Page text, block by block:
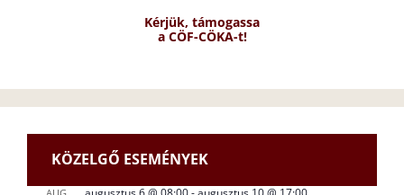
Kérjük, támogassa
a CÖF-CÖKA-t!
KÖZELGŐ ESEMÉNYEK